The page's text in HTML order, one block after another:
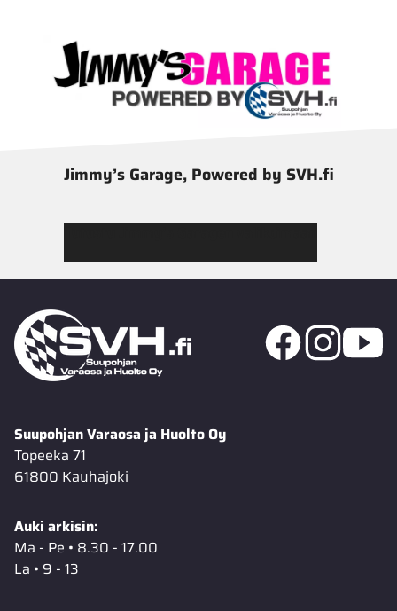
Jimmy’s Garage, Powered by SVH.fi
Suupohjan Varaosa ja Huolto Oy
Topeeka 71
61800 Kauhajoki
Auki arkisin:
Ma - Pe • 8.30 - 17.00
La • 9 - 13